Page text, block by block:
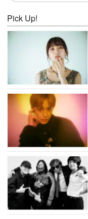
Pick Up!